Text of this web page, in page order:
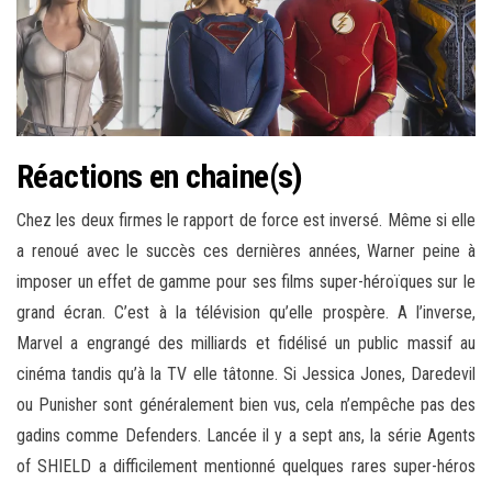
Réactions en chaine(s)
Chez les deux firmes le rapport de force est inversé. Même si elle
a renoué avec le succès ces dernières années, Warner peine à
imposer un effet de gamme pour ses films super-héroïques sur le
grand écran. C’est à la télévision qu’elle prospère. A l’inverse,
Marvel a engrangé des milliards et fidélisé un public massif au
cinéma tandis qu’à la TV elle tâtonne. Si Jessica Jones, Daredevil
ou Punisher sont généralement bien vus, cela n’empêche pas des
gadins comme Defenders. Lancée il y a sept ans, la série Agents
of SHIELD a difficilement mentionné quelques rares super-héros